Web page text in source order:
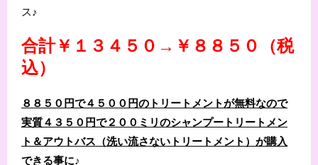
ス♪
合計￥１３４５０→￥８８５０（税
込）
８８５０円で４５００円のトリートメントが無料なので
実質４３５０円で２００ミリのシャンプートリートメン
ト＆アウトバス（洗い流さないトリートメント）が購入
できる事に♪